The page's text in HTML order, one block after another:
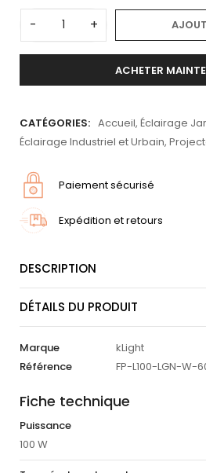
- +
ACHETER
CATÉGORIES: Accueil, Éclairage
Éclairage Industriel et Urbain,
Paiement sécurisé
Expédition et retours
DESCRIPTION
DÉTAILS DU PRODUIT
Marque
kLight
Référence
FP-L100-LGN-W-
Fiche technique
Puissance
100 W